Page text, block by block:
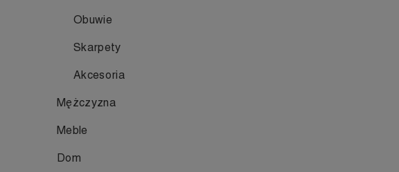
Obuwie
Skarpety
Akcesoria
Mężczyzna
Meble
Dom